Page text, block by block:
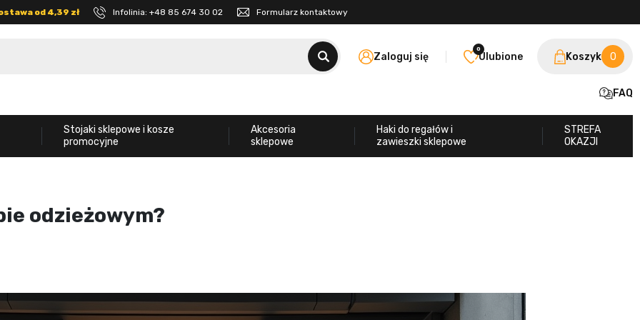
od 4,39 zł Infolinia: +48 85 674 30 02 Formularz kontaktowy
Zaloguj się Ulubione
0
Koszyk 0
FAQ
Stojaki sklepowe i kosze
promocyjne
Akcesoria
sklepowe
Haki do regałów i
zawieszki sklepowe
STREFA
OKAZJI
odzieżowym?